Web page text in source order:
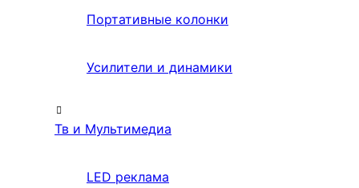
Портативные колонки
Усилители и динамики
Тв и Мультимедиа
LED реклама